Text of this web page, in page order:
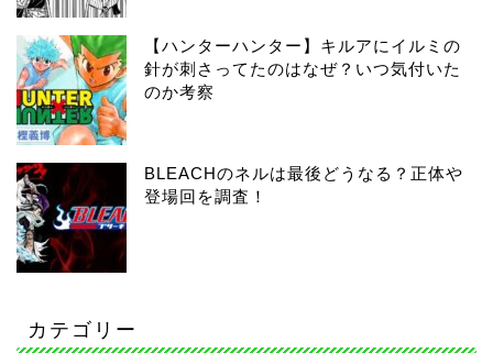
【ハンターハンター】キルアにイルミの
針が刺さってたのはなぜ？いつ気付いた
のか考察
BLEACHのネルは最後どうなる？正体や
登場回を調査！
カテゴリー